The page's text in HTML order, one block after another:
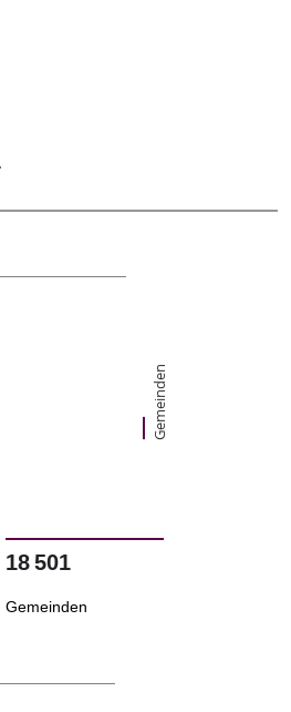
Gemeinden
18 501
Gemeinden